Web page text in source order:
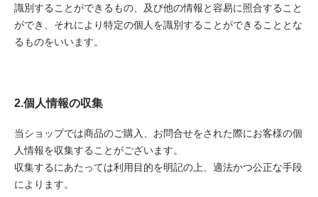
識別することができるもの、及び他の情報と容易に照合すること
ができ、それにより特定の個人を識別することができることとな
るものをいいます。
2.個人情報の収集
当ショップでは商品のご購入、お問合せをされた際にお客様の個
人情報を収集することがございます。
収集するにあたっては利用目的を明記の上、適法かつ公正な手段
によります。